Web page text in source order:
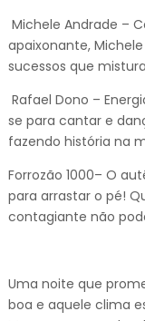
Michele Andrade –
apaixonante,
sucessos que
Rafael Dono –
se para cantar e
fazendo história na
Forrozão 1000– O
para arrastar o pé!
contagiante não
Uma noite que
boa e aquele clima